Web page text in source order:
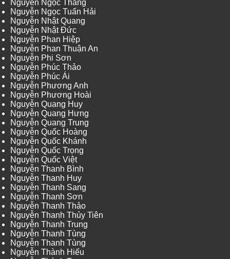
Nguyễn Ngọc Thắng
Nguyễn Ngọc Tuấn Hải
Nguyễn Nhật Quang
Nguyễn Nhật Đức
Nguyễn Phan Hiệp
Nguyễn Phan Thuận An
Nguyễn Phi Sơn
Nguyễn Phúc Thảo
Nguyễn Phúc Ái
Nguyễn Phương Anh
Nguyễn Phương Hoài
Nguyễn Quang Huy
Nguyễn Quang Hưng
Nguyễn Quang Trung
Nguyễn Quốc Hoàng
Nguyễn Quốc Khánh
Nguyễn Quốc Trọng
Nguyễn Quốc Việt
Nguyễn Thanh Bình
Nguyễn Thanh Huy
Nguyễn Thanh Sang
Nguyễn Thanh Sơn
Nguyễn Thanh Thảo
Nguyễn Thanh Thủy Tiên
Nguyễn Thanh Trung
Nguyễn Thanh Tùng
Nguyễn Thanh Tùng
Nguyễn Thành Hiếu